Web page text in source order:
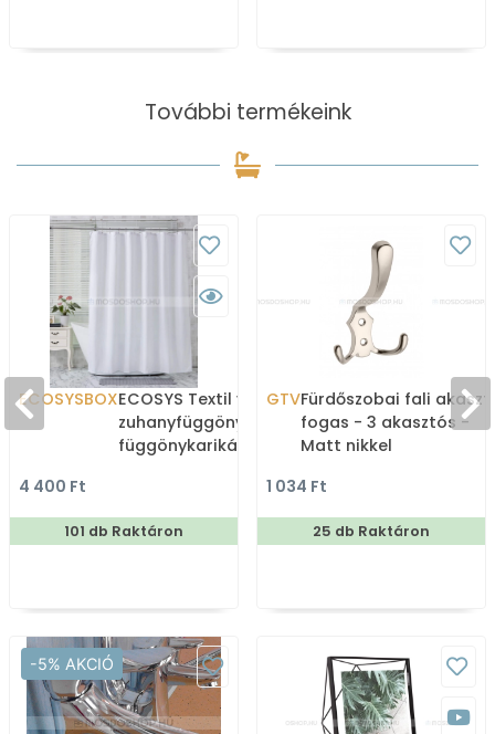
További termékeink
ECOSYSBOXECOSYS Textil varrott
zuhanyfüggöny 12db
függönykarikával
Zuhanyfüggöny textil
4 400 Ft
101 db Raktáron
GTVFürdőszobai fali
fogas - 3 akasztós -
Matt nikkel
1 034 Ft
25 db Raktáron
-5% AKCIÓ